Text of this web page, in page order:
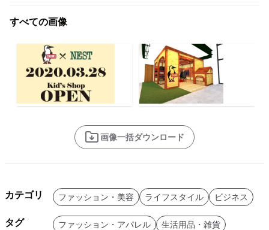
すべての画像
画像一括ダウンロード
カテゴリ ファッション・美容 ライフスタイル ビジネス
タグ ファッション・アパレル
生活用品・雑貨